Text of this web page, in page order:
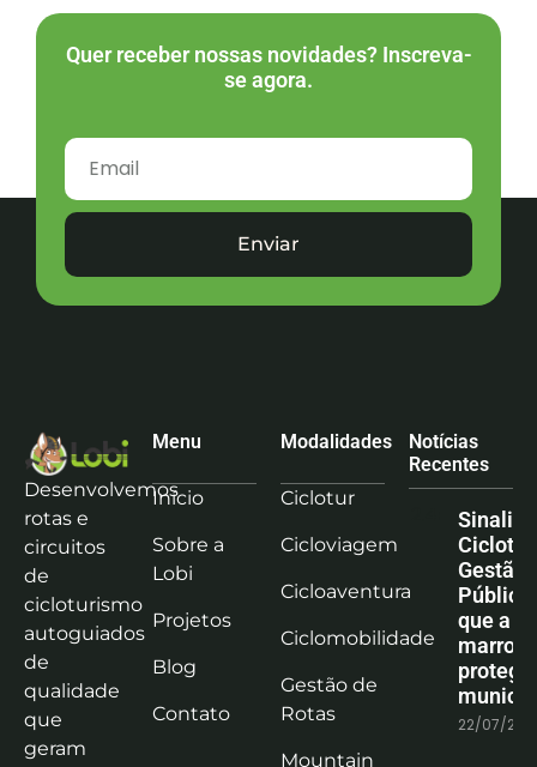
Quer receber nossas novidades? Inscreva-
se agora.
Enviar
Desenvolvemos
rotas e
circuitos
de
cicloturismo
autoguiados
de
qualidade
que
geram
Menu
Início
Sobre a
Lobi
Projetos
Blog
Contato
Modalidades
Ciclotur
Cicloviagem
Cicloaventura
Ciclomobilidade
Gestão de
Rotas
Mountain
Notícias
Recentes
Gestão
que a
marrom
protege
22/07/